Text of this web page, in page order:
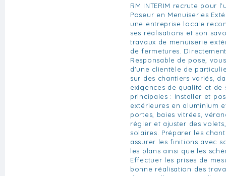
RM INTERIM recrute pour
Poseur en Menuiseries
une entreprise locale
ses réalisations et son
travaux de menuiserie
de fermetures.
Responsable de pose,
d'une clientèle de
sur des chantiers variés,
exigences de qualité et de
principales : Installer et
extérieures en aluminium
portes, baies vitrées,
régler et ajuster des
solaires. Préparer les
assurer les finitions avec
les plans ainsi que les
Effectuer les prises de
bonne réalisation des